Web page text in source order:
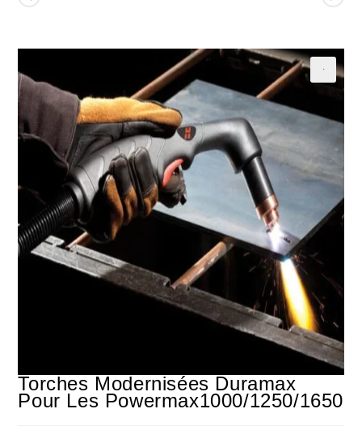
Torches Modernisées Duramax
Pour Les Powermax1000/1250/1650